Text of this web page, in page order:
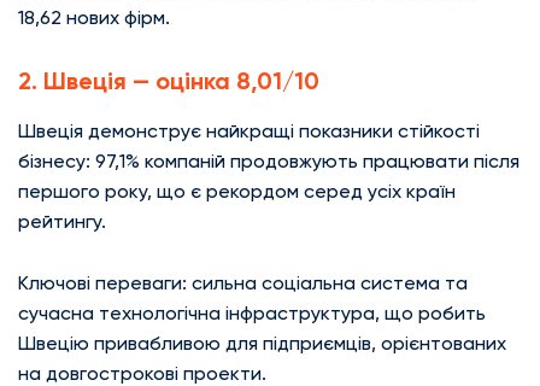
18,62 нових фірм.
2. Швеція — оцінка 8,01/10
Швеція демонструє найкращі показники стійкості
бізнесу: 97,1% компаній продовжують працювати після
першого року, що є рекордом серед усіх країн
рейтингу.
Ключові переваги: сильна соціальна система та
сучасна технологічна інфраструктура, що робить
Швецію привабливою для підприємців, орієнтованих
на довгострокові проекти.